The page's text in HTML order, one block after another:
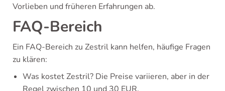
Vorlieben und früheren Erfahrungen ab.
FAQ-Bereich
Ein FAQ-Bereich zu Zestril kann helfen, häufige Fragen
zu klären:
Was kostet Zestril? Die Preise variieren, aber in der
Regel zwischen 10 und 30 EUR.